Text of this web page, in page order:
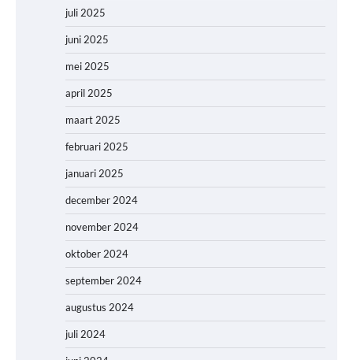
juli 2025
juni 2025
mei 2025
april 2025
maart 2025
februari 2025
januari 2025
december 2024
november 2024
oktober 2024
september 2024
augustus 2024
juli 2024